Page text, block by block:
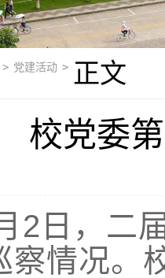
> 党建活动 > 正文
校党委
2日，二
察情况。